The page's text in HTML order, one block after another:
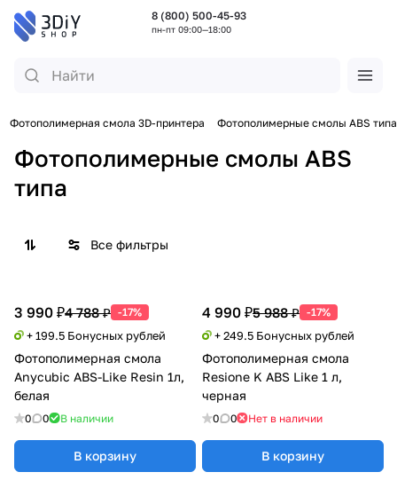
8 (800) 500-45-93
пн-пт 09:00—18:00
Фотополимерная смола 3D-принтера Фотополимерные смолы ABS типа
Фотополимерные смолы ABS
типа
Все фильтры
3 990 ₽4 788 ₽ -17%
+ 199.5 Бонусных рублей
Фотополимерная смола
Anycubic ABS-Like Resin 1л,
белая
0 0 В наличии
В корзину
4 990 ₽5 988 ₽ -17%
+ 249.5 Бонусных рублей
Фотополимерная смола
Resione K ABS Like 1 л,
черная
0 0 Нет в наличии
В корзину